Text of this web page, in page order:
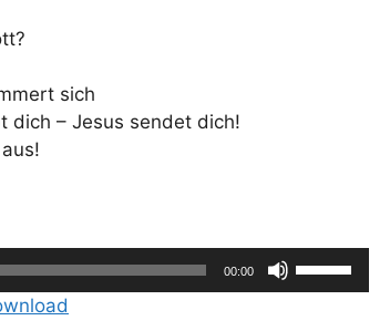
sich
dich – Jesus sendet dich!
00:00
Pfeiltasten
Hoch/Runter